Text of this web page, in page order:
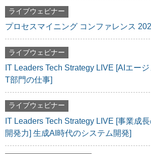
ライブウェビナー
プロセスマイニング コンファレンス
ライブウェビナー
IT Leaders Tech Strategy LIVE [AIエー
T部門の仕事]
ライブウェビナー
IT Leaders Tech Strategy LIVE [事業成
開発力] 生成AI時代のシステム開発]